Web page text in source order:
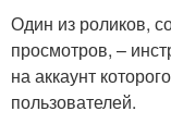
Один из роликов,
просмотров, –
на аккаунт
пользователей.